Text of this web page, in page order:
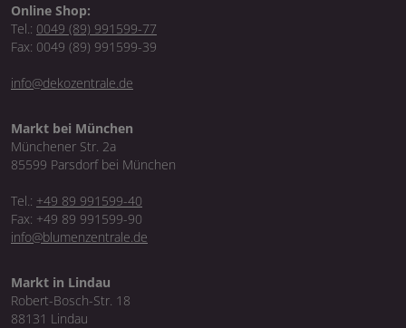
Online Shop:
Tel.: 0049 (89) 991599-77
Fax: 0049 (89) 991599-39
info@dekozentrale.de
Markt bei München
Münchener Str. 2a
85599 Parsdorf bei München
Tel.: +49 89 991599-40
Fax: +49 89 991599-90
info@blumenzentrale.de
Markt in Lindau
Robert-Bosch-Str. 18
88131 Lindau